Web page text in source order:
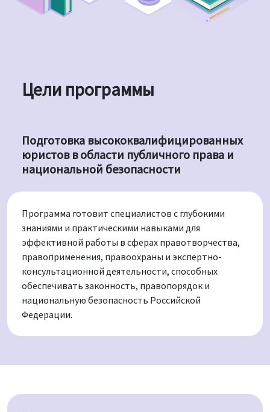
Цели программы
Подготовка высококвалифицированных
юристов в области публичного права и
национальной безопасности
Программа готовит специалистов с глубокими
знаниями и практическими навыками для
эффективной работы в сферах правотворчества,
правоприменения, правоохраны и экспертно-
консультационной деятельности, способных
обеспечивать законность, правопорядок и
национальную безопасность Российской
Федерации.